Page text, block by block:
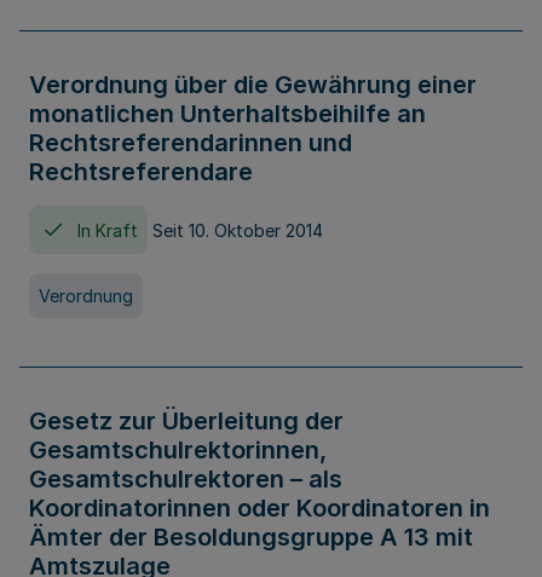
Verordnung über die Gewährung einer
monatlichen Unterhaltsbeihilfe an
Rechtsreferendarinnen und
Rechtsreferendare
In Kraft Seit 10. Oktober 2014
Verordnung
Gesetz zur Überleitung der
Gesamtschulrektorinnen,
Gesamtschulrektoren – als
Koordinatorinnen oder Koordinatoren in
Ämter der Besoldungsgruppe A 13 mit
Amtszulage